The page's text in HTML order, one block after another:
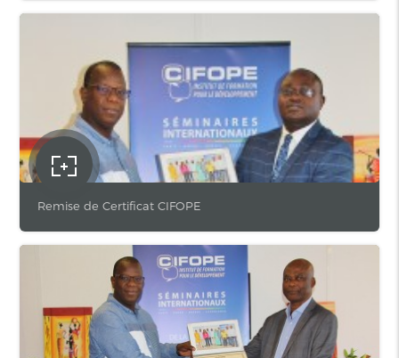
Remise de Certificat CIFOPE